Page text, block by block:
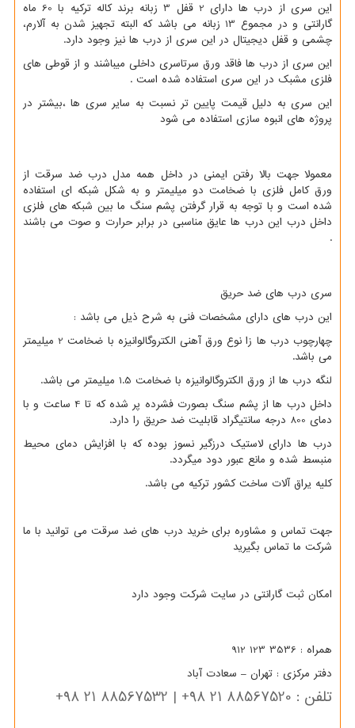
این سری از درب ها دارای 2 قفل 3 زبانه برند کاله ترکیه با 60 ماه
گارانتی و در مجموع 13 زبانه می باشد که البته تجهیز شدن به آلارم،
چشمی و قفل دیجیتال در این سری از درب ها نیز وجود دارد.
این سری از درب ها فاقد ورق سرتاسری داخلی میباشند و از قوطی های
فلزی مشبک در این سری استفاده شده است .
این سری به دلیل قیمت پایین تر نسبت به سایر سری ها ،بیشتر در
پروژه های انبوه سازی استفاده می شود
معمولا جهت بالا رفتن ایمنی در داخل همه مدل درب ضد سرقت از
ورق کامل فلزی با ضخامت دو میلیمتر و به شکل شبکه ای استفاده
شده است و با توجه به قرار گرفتن پشم سنگ ما بین شبکه های فلزی
داخل درب این درب ها عایق مناسبی در برابر حرارت و صوت می باشند
.
سری درب های ضد حریق
این درب های دارای مشخصات فنی به شرح ذیل می باشد :
چهارچوب درب ها زا نوع ورق آهنی الکتروگالوانیزه با ضخامت 2 میلیمتر
می باشد.
لنگه درب ها از ورق الکتروگالوانیزه با ضخامت 1.5 میلیمتر می باشد.
داخل درب ها از پشم سنگ بصورت فشرده پر شده که تا 4 ساعت و با
دمای 800 درجه سانتیگراد قابلیت ضد حریق را دارد.
درب ها دارای لاستیک درزگیر نسوز بوده که با افزایش دمای محیط
منبسط شده و مانع عبور دود میگردد.
کلیه یراق آلات ساخت کشور ترکیه می باشد.
جهت تماس و مشاوره برای خرید درب های ضد سرقت می توانید با ما
شرکت ما تماس بگیرید
امکان ثبت گارانتی در سایت شرکت وجود دارد
همراه : 3536 123 912
دفتر مرکزی : تهران – سعادت آباد
تلفن : 88567520 21 98+ | 88567532 21 98+